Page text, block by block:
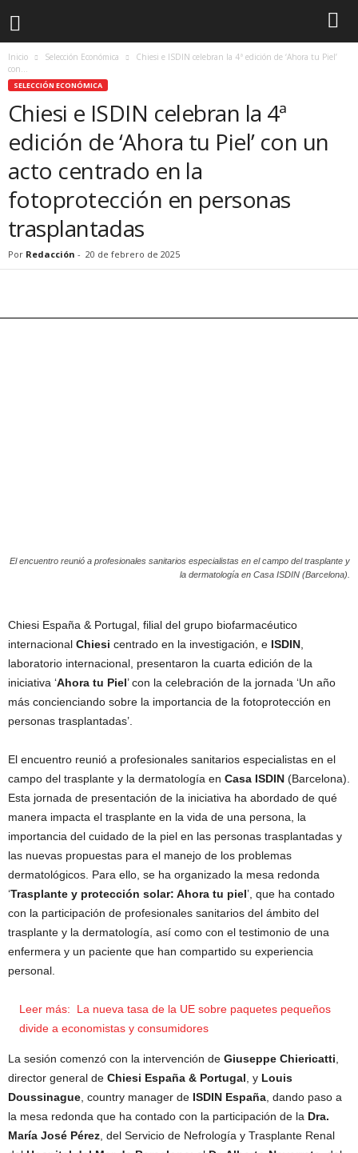
Inicio Selección Económica
Chiesi e ISDIN celebran la 4ª edición de ‘Ahora tu Piel’
con...
SELECCIÓN ECONÓMICA
Chiesi e ISDIN celebran la 4ª
edición de ‘Ahora tu Piel’ con un
acto centrado en la
fotoprotección en personas
trasplantadas
Por Redacción - 20 de febrero de 2025
El encuentro reunió a profesionales sanitarios especialistas en el campo del trasplante y
la dermatología en Casa ISDIN (Barcelona).
Chiesi España & Portugal, filial del grupo biofarmacéutico
internacional Chiesi centrado en la investigación, e ISDIN
laboratorio internacional, presentaron la cuarta edición de la
iniciativa ‘Ahora tu Piel’ con la celebración de la jornada ‘Un año
más concienciando sobre la importancia de la fotoprotección en
personas trasplantadas’.
El encuentro reunió a profesionales sanitarios especialistas en el
campo del trasplante y la dermatología en Casa ISDIN (Barcelona).
Esta jornada de presentación de la iniciativa ha abordado de qué
manera impacta el trasplante en la vida de una persona, la
importancia del cuidado de la piel en las personas trasplantadas y
las nuevas propuestas para el manejo de los problemas
dermatológicos. Para ello, se ha organizado la mesa redonda
‘Trasplante y protección solar: Ahora tu piel’, que ha contado
con la participación de profesionales sanitarios del ámbito del
trasplante y la dermatología, así como con el testimonio de una
enfermera y un paciente que han compartido su experiencia
personal.
Leer más:
La nueva tasa de la UE sobre paquetes pequeños
divide a economistas y consumidores
La sesión comenzó con la intervención de Giuseppe Chiericatti
director general de Chiesi España & Portugal , y Louis
Doussinague , country manager de ISDIN España , dando paso a
la mesa redonda que ha contado con la participación de la Dra.
María José Pérez , del Servicio de Nefrología y Trasplante Renal